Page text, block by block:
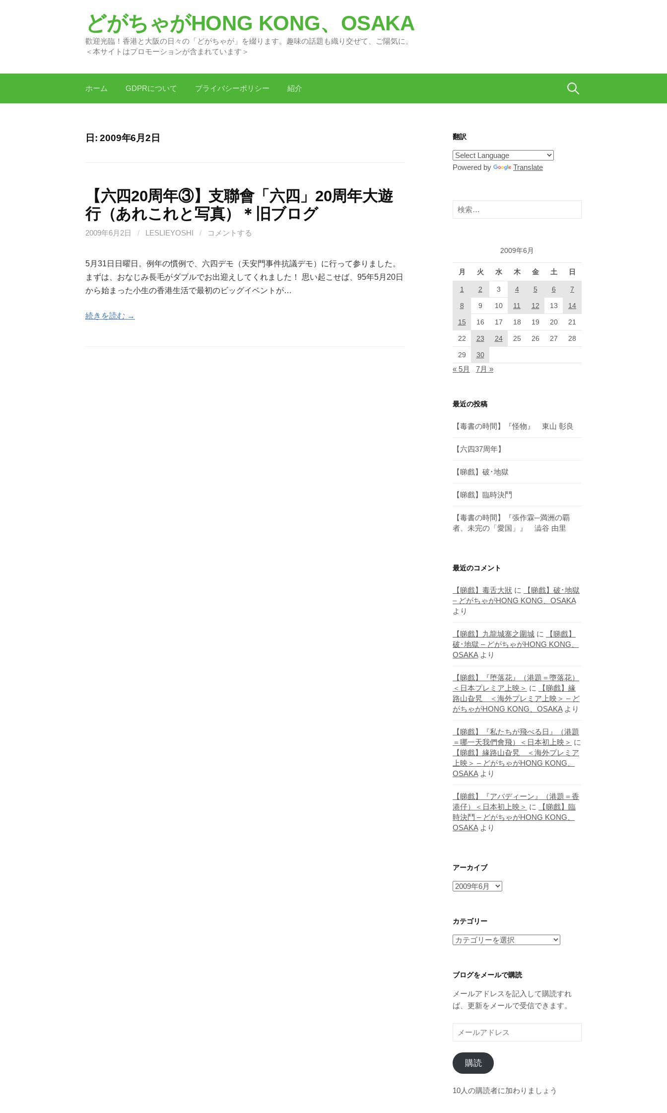
へ
どがちゃがHONG KONG、OSAKA
歡迎光臨！香港と大阪の日々の「どがちゃが」を綴ります。趣味の話題も織り交ぜて、ご陽気に。
＜本サイトはプロモーションが含まれています＞
ホーム GDPRについて プライバシーポリシー 紹介 検
日:2009年6月2日
【六四20周年③】支聯會「六四」20周年大遊
行（あれこれと写真）＊旧ブログ
2009年6月2日 / LESLIEYOSHI / コメントする
5月31日日曜日。例年の慣例で、六四デモ（天安門事件抗議デモ）に行って参りました。
まずは、おなじみ長毛がダブルでお出迎えしてくれました！ 思い起こせば、95年5月20日
から始まった小生の香港生活で最初のビッグイベントが…
続きを読む →
翻訳
Powered by Translate
検
索:
2009年6月
月 火 水 木 金 土 日
1 2 3 4 5 6 7
8 9 10 11 12 13 14
15 16 17 18 19 20 21
22 23 24 25 26 27 28
29 30
« 5月 7月 »
最近の投稿
【毒書の時間】『怪物』 東山 彰良
【六四37周年】
【睇戲】破･地獄
【睇戲】臨時決鬥
【毒書の時間】『張作霖─満洲の覇
者、未完の「愛国」』 澁谷 由里
最近のコメント
【睇戲】毒舌大狀 に
【睇戲】破･地獄
– どがちゃがHONG KONG、OSAKA
より
【睇戲】九龍城寨之圍城 に
【睇戲】
破･地獄 – どがちゃがHONG KONG、
OSAKAより
【睇戲】『堕落花』（港題＝墮落花）
＜日本プレミア上映＞ に
【睇戲】緣
路山旮旯 ＜海外プレミア上映＞ – ど
がちゃがHONG KONG、OSAKAより
【睇戲】『私たちが飛べる日』（港題
＝哪一天我們會飛）＜日本初上映＞ に
【睇戲】緣路山旮旯 ＜海外プレミア
上映＞ – どがちゃがHONG KONG、
OSAKAより
【睇戲】『アバディーン』（港題＝香
港仔）＜日本初上映＞ に
【睇戲】臨
時決鬥 – どがちゃがHONG KONG、
OSAKAより
アーカイブ
ア
イ
ブ
カテゴリー
カ
リ
ブログをメールで購読
メールアドレスを記入して購読すれ
ば、更新をメールで受信できます。
ー
ル
ア
ド
レ
購読
10人の購読者に加わりましょう